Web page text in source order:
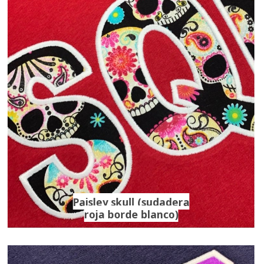
Paisley skull (sudadera
roja borde blanco)